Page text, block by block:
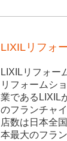
LIXILリフォ
LIXILリフォー
リフォームシ
業であるLIXIL
のフランチャ
店数は日本全
本最大のフラ